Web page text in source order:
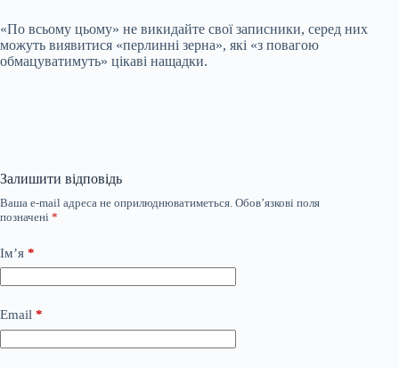
«По всьому цьому» не викидайте свої записники, серед них
можуть виявитися «перлинні зерна», які «з повагою
обмацуватимуть» цікаві нащадки.
Залишити відповідь
Ваша e-mail адреса не оприлюднюватиметься. Обов’язкові поля
позначені *
Ім’я *
Email *